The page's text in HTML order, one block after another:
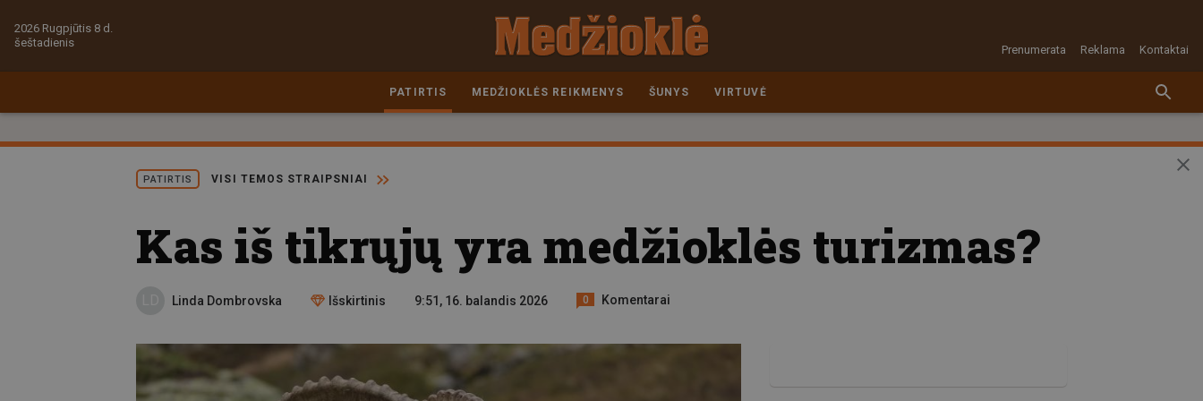
2026 Rugpjūtis 8 d.
šeštadienis
Prenumerata Reklama Kontaktai
PATIRTIS MEDŽIOKLĖS REIKMENYS ŠUNYS VIRTUVĖ
PATIRTIS VISI TEMOS STRAIPSNIAI
Kas iš tikrųjų yra medžioklės turizmas?
Linda Dombrovska Išskirtinis 9:51, 16. balandis 2026 0 Komentarai